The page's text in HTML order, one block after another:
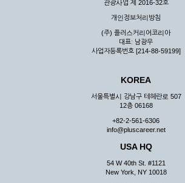
관광사업 제 2016-32호
개인정보처리방침
(주) 플러스커리어코리아
대표: 남광우
사업자등록번호 [214-88-59199]
KOREA
서울특별시 강남구 테헤란로 507
12층 06168
+82-2-561-6306
info@pluscareer.net
USA HQ
54 W 40th St. #1121
New York, NY 10018